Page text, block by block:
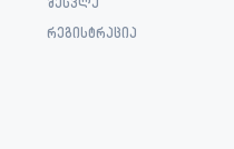
შესვლა
რეგისტრაცია